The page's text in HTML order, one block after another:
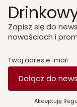
Zapisz się do
nowościach i
Twój adres e-mail
Dołącz do
Akceptuję